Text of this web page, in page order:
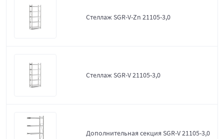
Стеллаж SGR-V-Zn 21105-3,0
Стеллаж SGR-V 21105-3,0
Дополнительная секция SGR-V 21105-3,0